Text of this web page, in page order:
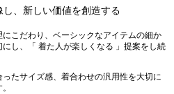
し、新しい価値を創造する
こだわり、ベーシックなアイテムの細か
し、「 着た人が楽しくなる 」提案をし続
たサイズ感、着合わせの汎用性を大切に